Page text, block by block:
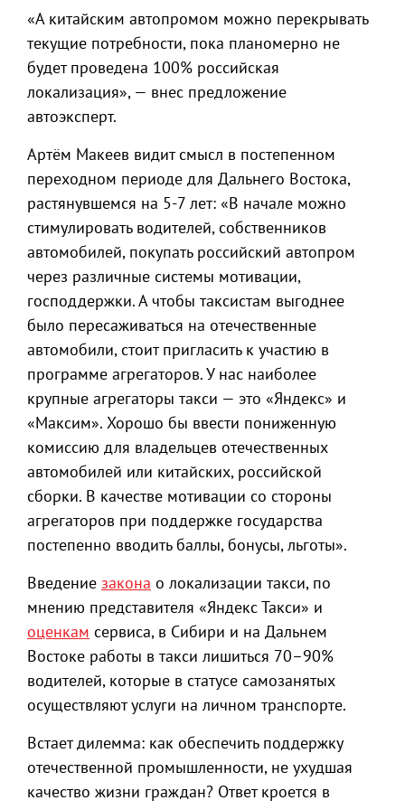
«А китайским автопромом можно перекрывать
текущие потребности, пока планомерно не
будет проведена 100% российская
локализация», — внес предложение
автоэксперт.
Артём Макеев видит смысл в постепенном
переходном периоде для Дальнего Востока,
растянувшемся на 5-7 лет: «В начале можно
стимулировать водителей, собственников
автомобилей, покупать российский автопром
через различные системы мотивации,
господдержки. А чтобы таксистам выгоднее
было пересаживаться на отечественные
автомобили, стоит пригласить к участию в
программе агрегаторов. У нас наиболее
крупные агрегаторы такси — это «Яндекс» и
«Максим». Хорошо бы ввести пониженную
комиссию для владельцев отечественных
автомобилей или китайских, российской
сборки. В качестве мотивации со стороны
агрегаторов при поддержке государства
постепенно вводить баллы, бонусы, льготы».
Введение закона о локализации такси, по
мнению представителя «Яндекс Такси» и
оценкам сервиса, в Сибири и на Дальнем
Востоке работы в такси лишиться 70–90%
водителей, которые в статусе самозанятых
осуществляют услуги на личном транспорте.
Встает дилемма: как обеспечить поддержку
отечественной промышленности, не ухудшая
качество жизни граждан? Ответ кроется в